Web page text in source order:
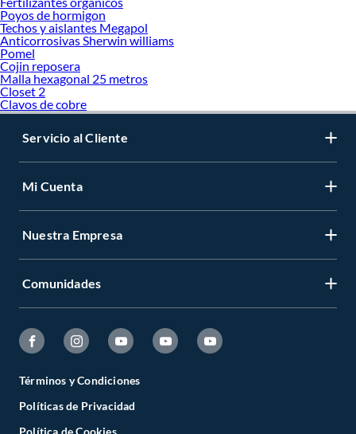
Poyos de hormigon
Techos y aislantes Megapol
Anticorrosivas Sherwin williams
Pomel
Cojin reposera
Malla hexagonal 25 metros
Closet 2
Clavos de cobre
Servicio al Cliente
Mi Cuenta
Nuestra Empresa
Comunidades
Términos y Condiciones
Políticas de Privacidad